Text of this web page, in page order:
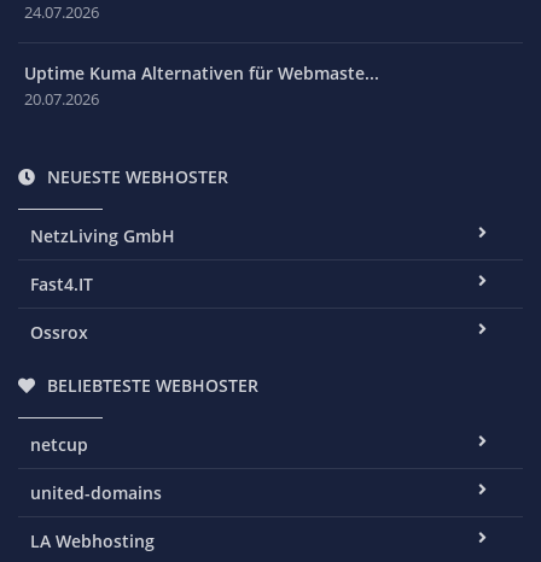
24.07.2026
Uptime Kuma Alternativen für Webmaste...
20.07.2026
NEUESTE WEBHOSTER
NetzLiving GmbH
Fast4.IT
Ossrox
BELIEBTESTE WEBHOSTER
netcup
united-domains
LA Webhosting